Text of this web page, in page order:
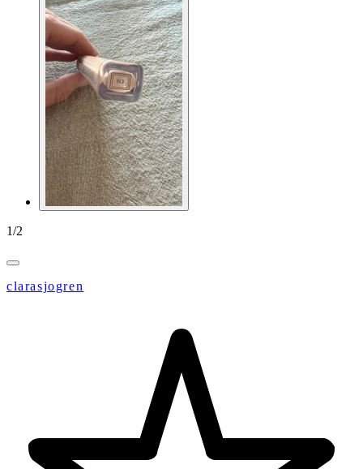
1/2
clarasjogren